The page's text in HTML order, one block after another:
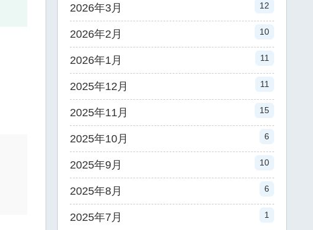
2026年3月 12
2026年2月 10
2026年1月 11
2025年12月 11
2025年11月 15
2025年10月 6
2025年9月 10
2025年8月 6
2025年7月 1